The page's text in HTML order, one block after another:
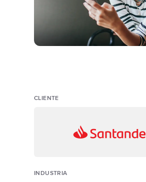
CLIENTE
INDUSTRIA